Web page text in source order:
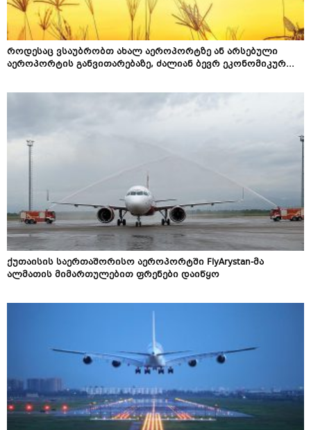
როდესაც ვსაუბრობთ ახალ აეროპორტზე ან არსებული
აეროპორტის განვითარებაზე, ძალიან ბევრ ეკონომიკურ...
ქუთაისის საერთაშორისო აეროპორტში FlyArystan-მა
ალმათის მიმართულებით ფრენები დაიწყო